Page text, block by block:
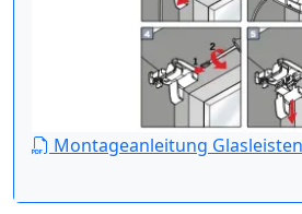
Montageanleitung